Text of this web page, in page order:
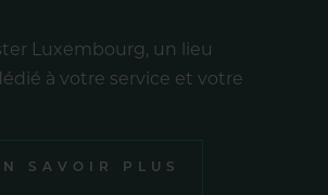
Luxembourg, un lieu
à votre service et votre
SAVOIR PLUS